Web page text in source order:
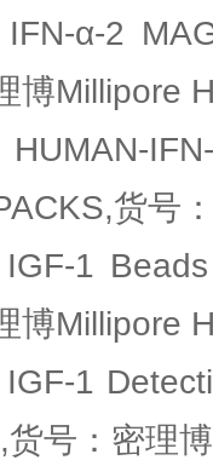
IFN-α-2
博Millipore
HUMAN-
货号
1
博Millipore
IGF-1
货号：密理